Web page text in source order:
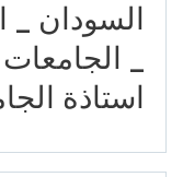
السودان _
_
استاذة